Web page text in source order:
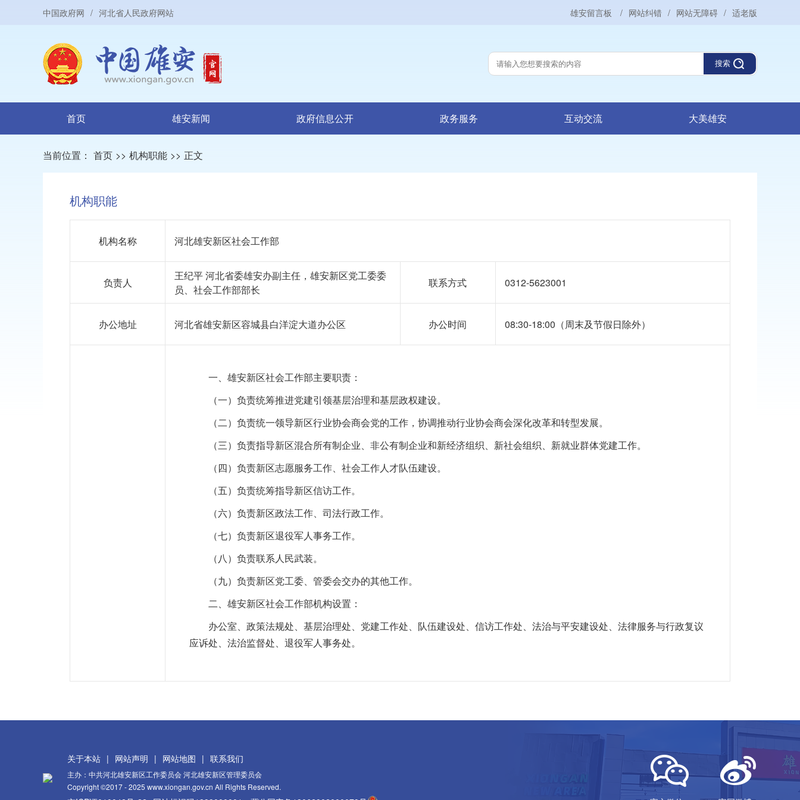
中国政府网 / 河北省人民政府网站 雄安留言板 / 网站纠错 / 网站无障碍 / 适老版
搜索
首页 雄安新闻 政府信息公开 政务服务 互动交流 大美雄安
当前位置： 首页 >> 机构职能 >> 正文
机构职能
机构名称 河北雄安新区社会工作部
负责人
王纪平 河北省委雄安办副主任，雄安新区党工委委
员、社会工作部部长
联系方式 0312-5623001
办公地址 河北省雄安新区容城县白洋淀大道办公区 办公时间 08:30-18:00（周末及节假日除外）
一、雄安新区社会工作部主要职责：
（一）负责统筹推进党建引领基层治理和基层政权建设。
（二）负责统一领导新区行业协会商会党的工作，协调推动行业协会商会深化改革和转型发展。
（三）负责指导新区混合所有制企业、非公有制企业和新经济组织、新社会组织、新就业群体党建工作。
（四）负责新区志愿服务工作、社会工作人才队伍建设。
（五）负责统筹指导新区信访工作。
（六）负责新区政法工作、司法行政工作。
（七）负责新区退役军人事务工作。
（八）负责联系人民武装。
（九）负责新区党工委、管委会交办的其他工作。
二、雄安新区社会工作部机构设置：
办公室、政策法规处、基层治理处、党建工作处、队伍建设处、信访工作处、法治与平安建设处、法律服务与行政复议
应诉处、法治监督处、退役军人事务处。
关于本站 | 网站声明 | 网站地图 | 联系我们
主办：中共河北雄安新区工作委员会 河北雄安新区管理委员会
Copyright ©2017 - 2025 www.xiongan.gov.cn All Rights Reserved.